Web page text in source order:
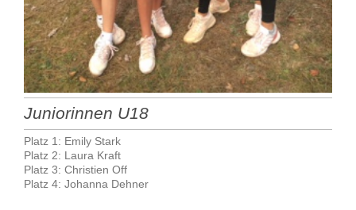
Juniorinnen U18
Platz 1: Emily Stark
Platz 2: Laura Kraft
Platz 3: Christien Off
Platz 4: Johanna Dehner